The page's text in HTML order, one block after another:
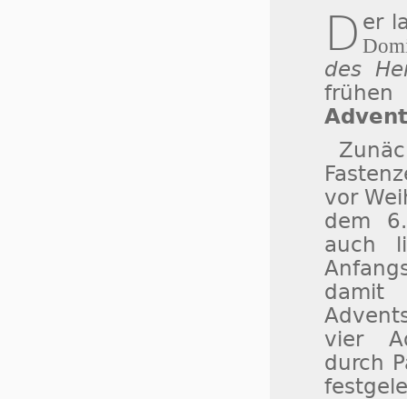
D er
des
vor
dem
auch
damit
vier
durch